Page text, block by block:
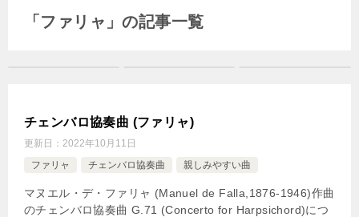
「ファリャ」の記事一覧
チェンバロ協奏曲 (ファリャ)
更新日： 2022年10月11日
ファリャ
チェンバロ協奏曲 親しみやすい曲
マヌエル・デ・ファリャ (Manuel de Falla,1876-1946)作曲
のチェンバロ協奏曲 G.71 (Concerto for Harpsichord)につ